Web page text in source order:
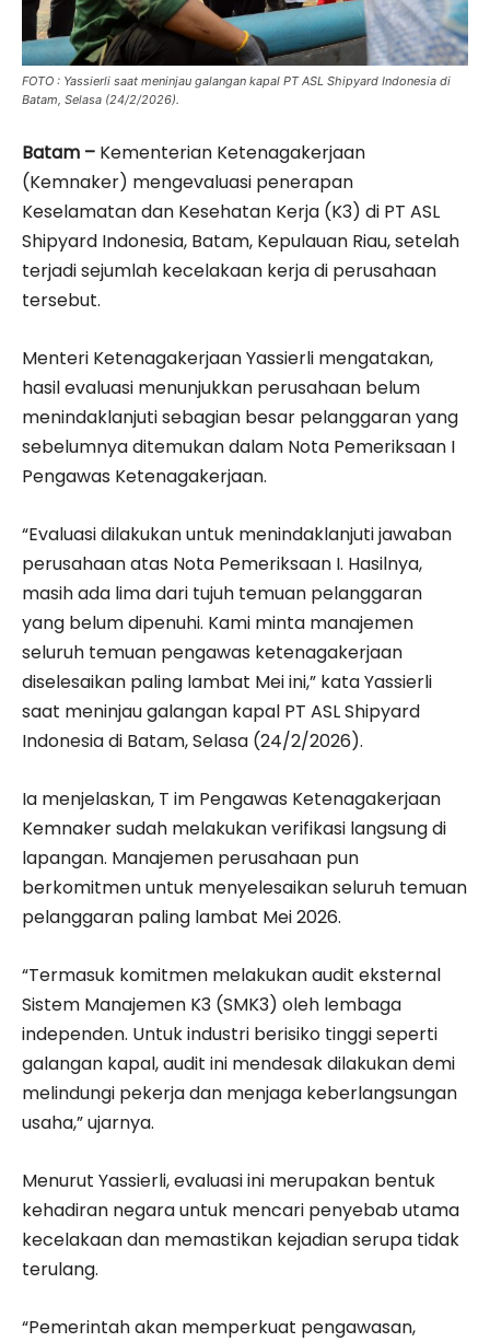
FOTO : Yassierli saat meninjau galangan kapal PT ASL Shipyard Indonesia di
Batam, Selasa (24/2/2026).
Batam – Kementerian Ketenagakerjaan
(Kemnaker) mengevaluasi penerapan
Keselamatan dan Kesehatan Kerja (K3) di PT ASL
Shipyard Indonesia, Batam, Kepulauan Riau, setelah
terjadi sejumlah kecelakaan kerja di perusahaan
tersebut.
Menteri Ketenagakerjaan Yassierli mengatakan,
hasil evaluasi menunjukkan perusahaan belum
menindaklanjuti sebagian besar pelanggaran yang
sebelumnya ditemukan dalam Nota Pemeriksaan I
Pengawas Ketenagakerjaan.
“Evaluasi dilakukan untuk menindaklanjuti jawaban
perusahaan atas Nota Pemeriksaan I. Hasilnya,
masih ada lima dari tujuh temuan pelanggaran
yang belum dipenuhi. Kami minta manajemen
seluruh temuan pengawas ketenagakerjaan
diselesaikan paling lambat Mei ini,” kata Yassierli
saat meninjau galangan kapal PT ASL Shipyard
Indonesia di Batam, Selasa (24/2/2026).
Ia menjelaskan, T im Pengawas Ketenagakerjaan
Kemnaker sudah melakukan verifikasi langsung di
lapangan. Manajemen perusahaan pun
berkomitmen untuk menyelesaikan seluruh temuan
pelanggaran paling lambat Mei 2026.
“Termasuk komitmen melakukan audit eksternal
Sistem Manajemen K3 (SMK3) oleh lembaga
independen. Untuk industri berisiko tinggi seperti
galangan kapal, audit ini mendesak dilakukan demi
melindungi pekerja dan menjaga keberlangsungan
usaha,” ujarnya.
Menurut Yassierli, evaluasi ini merupakan bentuk
kehadiran negara untuk mencari penyebab utama
kecelakaan dan memastikan kejadian serupa tidak
terulang.
“Pemerintah akan memperkuat pengawasan,